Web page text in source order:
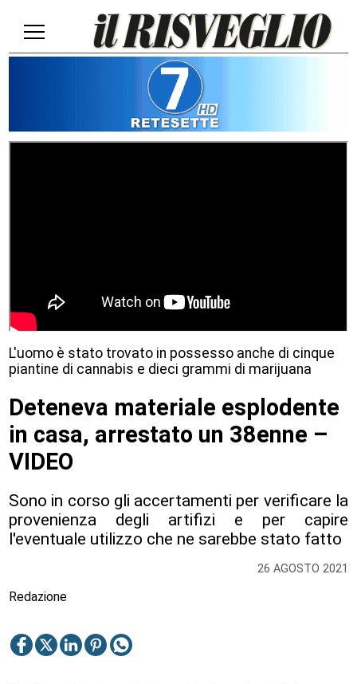
26 AGOSTO 2021
L'uomo è stato trovato in possesso anche di cinque
piantine di cannabis e dieci grammi di marijuana
Deteneva materiale esplodente
in casa, arrestato un 38enne –
VIDEO
Sono in corso gli accertamenti per verificare la
provenienza degli artifizi e per capire
l'eventuale utilizzo che ne sarebbe stato fatto
Redazione